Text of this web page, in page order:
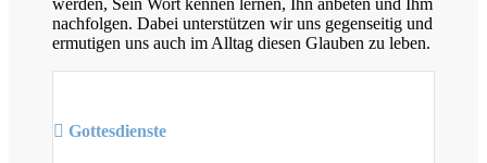
nachfolgen. Dabei unterstützen wir uns gegenseitig und
ermutigen uns auch im Alltag diesen Glauben zu leben.
Gottesdienste